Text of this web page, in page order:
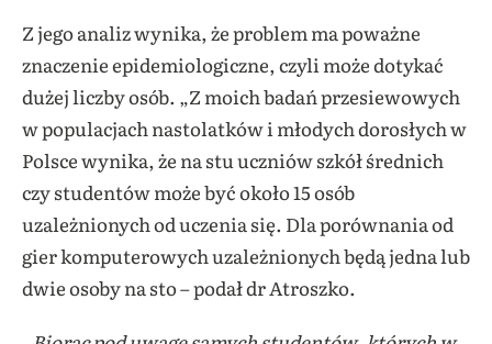
Z jego analiz wynika, że problem ma poważne
znaczenie epidemiologiczne, czyli może dotykać
dużej liczby osób. „Z moich badań przesiewowych
w populacjach nastolatków i młodych dorosłych w
Polsce wynika, że na stu uczniów szkół średnich
czy studentów może być około 15 osób
uzależnionych od uczenia się. Dla porównania od
gier komputerowych uzależnionych będą jedna lub
dwie osoby na sto – podał dr Atroszko.